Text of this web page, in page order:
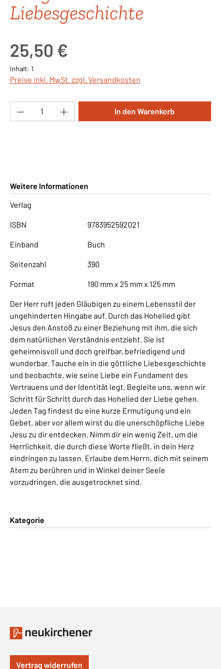
Liebesgeschichte
25,50 €
Inhalt: 1
Preise inkl. MwSt. zzgl. Versandkosten
Produkt Anzahl: Gib den gewünschten
In den Warenkorb
Weitere Informationen
Verlag
ISBN 9783952592021
Einband Buch
Seitenzahl 390
Format 190 mm x 25 mm x 125 mm
Der Herr ruft jeden Gläubigen zu einem Lebensstil der
ungehinderten Hingabe auf. Durch das Hohelied gibt
Jesus den Anstoß zu einer Beziehung mit ihm, die sich
dem natürlichen Verständnis entzieht. Sie ist
geheimnisvoll und doch greifbar, befriedigend und
wunderbar. Tauche ein in die göttliche Liebesgeschichte
und beobachte, wie seine Liebe ein Fundament des
Vertrauens und der Identität legt. Begleite uns, wenn wir
Schritt für Schritt durch das Hohelied der Liebe gehen.
Jeden Tag findest du eine kurze Ermutigung und ein
Gebet, aber vor allem wirst du die unerschöpfliche Liebe
Jesu zu dir entdecken. Nimm dir ein wenig Zeit, um die
Herrlichkeit, die durch diese Worte fließt, in dein Herz
eindringen zu lassen. Erlaube dem Herrn, dich mit seinem
Atem zu berühren und in Winkel deiner Seele
vorzudringen, die ausgetrocknet sind.
Kategorie
Vertrag widerrufen